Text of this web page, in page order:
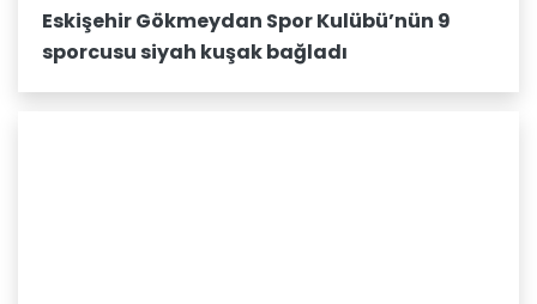
Eskişehir Gökmeydan Spor Kulübü’nün 9
sporcusu siyah kuşak bağladı